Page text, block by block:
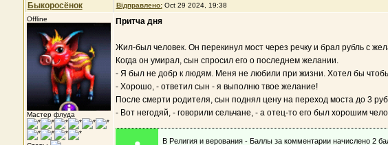
Быкоросёнок Відправлено: Oct 29 2024, 19:38
Offline
Мастер флуда
Притча дня
Жил-был человек. Он перекинул мост через речку и брал рубль с
Когда он умирал, сын спросил его о последнем желании.
- Я был не добр к людям. Меня не любили при жизни. Хотел бы
- Хорошо, - ответил сын - я выполню твое желание!
После смерти родителя, сын поднял цену на переход моста до 3
- Вот негодяй, - говорили сельчане, - а отец-то его был хорошим
В Религия и верования - Баллы за комментарии начислено 2